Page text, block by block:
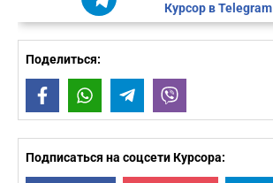
Курсор в Telegram
Поделиться:
FacebookWhatsAppTelegram
Подписаться на соцсети Курсора: